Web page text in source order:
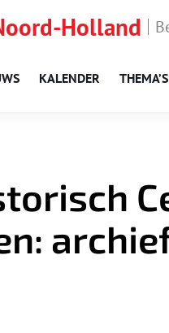
Holland
KALENDER THEMA’S